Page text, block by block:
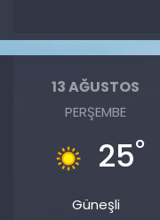
13 AĞUSTOS
PERŞEMBE
25°
Güneşli